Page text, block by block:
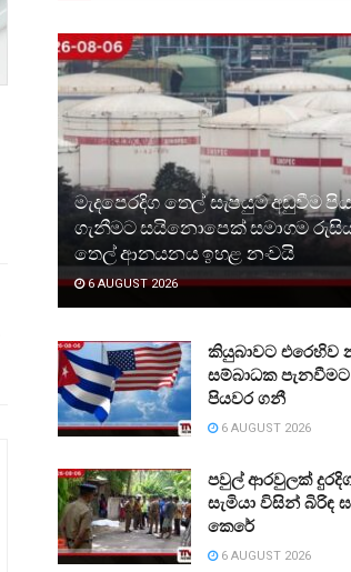
මැදපෙරදිග තෙල් සැපයුම අඩුවීම
ගැනීමට සයිනොපෙක් සමාගම
තෙල් ආනයනය ඉහළ නංවයි
6 AUGUST 2026
කියුබාවට එරෙහිව
සම්බාධක
පියවර ගනී
6 AUGUST 2026
පවුල් ආරවුලක්
සැමියා විසින් බිරිඳ
කෙරේ
6 AUGUST 2026